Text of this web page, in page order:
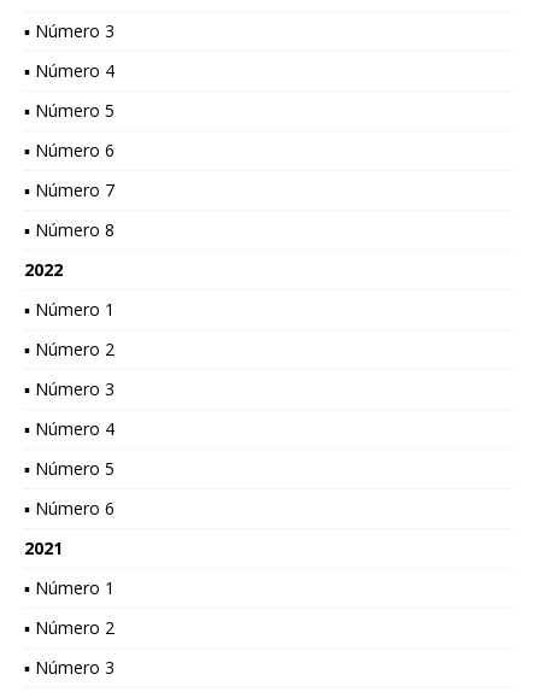
▪ Número 3
▪ Número 4
▪ Número 5
▪ Número 6
▪ Número 7
▪ Número 8
2022
▪ Número 1
▪ Número 2
▪ Número 3
▪ Número 4
▪ Número 5
▪ Número 6
2021
▪ Número 1
▪ Número 2
▪ Número 3